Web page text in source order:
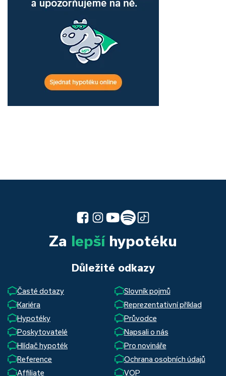
Za lepšíhypotéku
Důležité odkazy
Časté dotazy
Slovník pojmů
Kariéra
Reprezentativní příklad
Hypotéky
Průvodce
Poskytovatelé
Napsali o nás
Hlídač hypoték
Pro novináře
Reference
Ochrana osobních údajů
Affiliate
VOP